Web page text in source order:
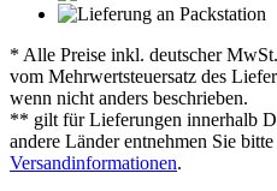
* Alle Preise inkl. deutscher
vom Mehrwertsteuersatz des
wenn nicht anders beschrieben.
** gilt für Lieferungen innerhalb
andere Länder entnehmen Sie
Versandinformationen.